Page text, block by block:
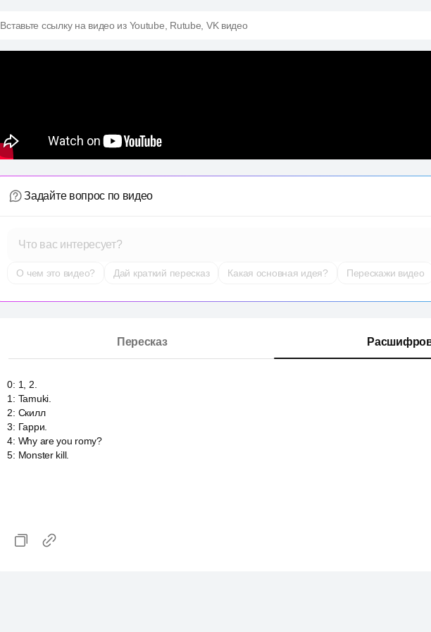
Вставьте ссылку на видео из Youtube, Rutube, VK видео
Задайте вопрос по видео
Что вас интересует?
О чем это видео? Дай краткий пересказ Какая основная идея? Перескажи видео
Пересказ
0: 1, 2.
1 : Tamuki.
2: Скилл
3: Гарри.
4: Why are you romy?
5: Monster kill.